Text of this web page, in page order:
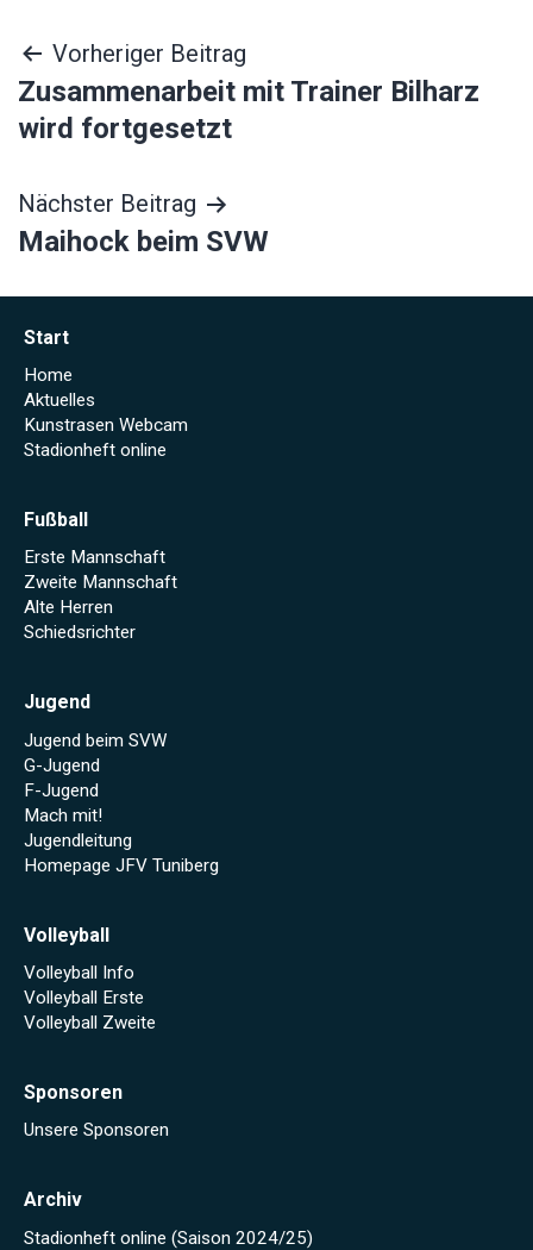
Beitragsnavigation
Vorheriger Beitrag
Zusammenarbeit mit Trainer Bilharz
wird fortgesetzt
Nächster Beitrag
Maihock beim SVW
Start
Home
Aktuelles
Kunstrasen Webcam
Stadionheft online
Fußball
Erste Mannschaft
Zweite Mannschaft
Alte Herren
Schiedsrichter
Jugend
Jugend beim SVW
G-Jugend
F-Jugend
Mach mit!
Jugendleitung
Homepage JFV Tuniberg
Volleyball
Volleyball Info
Volleyball Erste
Volleyball Zweite
Sponsoren
Unsere Sponsoren
Archiv
Stadionheft online (Saison 2024/25)